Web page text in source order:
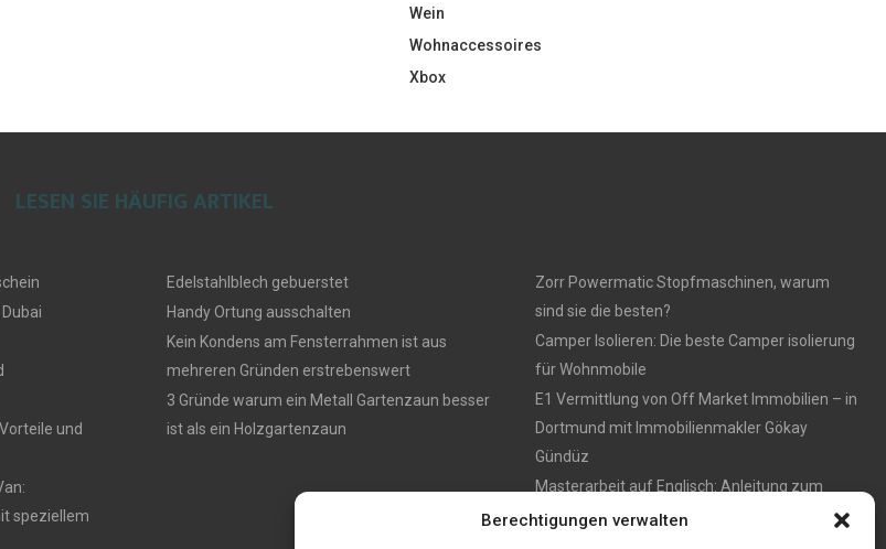
Berechtigungen verwalten
Wein
Wohnaccessoires
Xbox
LESEN SIE HÄUFIG ARTIKEL
und
speziellem
Edelstahlblech gebuerstet
Handy Ortung ausschalten
Kein Kondens am Fensterrahmen ist aus
mehreren Gründen erstrebenswert
3 Gründe warum ein Metall Gartenzaun besser
ist als ein Holzgartenzaun
Zorr Powermatic Stopfmaschinen, warum
sind sie die besten?
Camper Isolieren: Die beste Camper isolierung
für Wohnmobile
E1 Vermittlung von Off Market Immobilien – in
Dortmund mit Immobilienmakler Gökay
Gündüz
Masterarbeit auf Englisch: Anleitung zum
Verfassen